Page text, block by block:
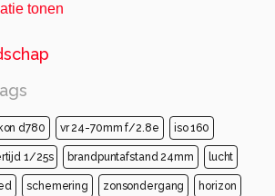
tonen
d780 vr 24-70mm f/2.8e iso 160
1/25s brandpuntafstand 24mm lucht
schemering zonsondergang horizon